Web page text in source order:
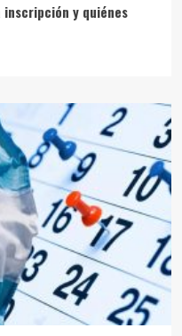
y quiénes